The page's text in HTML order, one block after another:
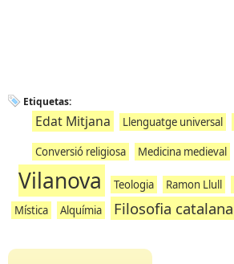
Etiquetas:
Edat Mitjana Llenguatge universal
Conversió religiosa Medicina medieval
Vilanova
Teologia Ramon Llull
Mística
Alquímia Filosofia catalana